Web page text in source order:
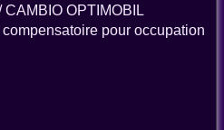
OPTIMOBIL
pour occupation